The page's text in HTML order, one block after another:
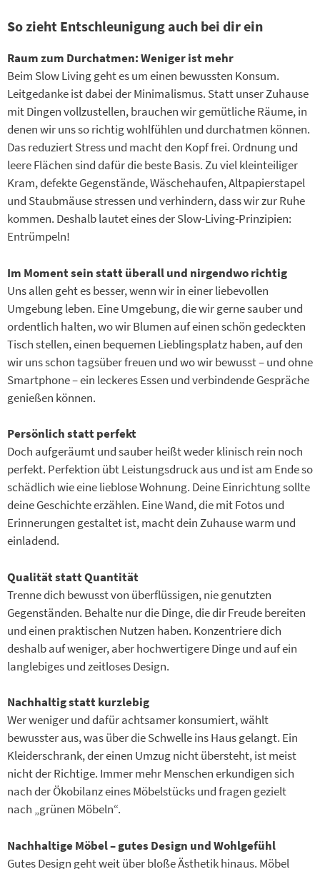
So zieht Entschleunigung auch bei dir ein
Raum zum Durchatmen: Weniger ist mehr
Beim Slow Living geht es um einen bewussten Konsum.
Leitgedanke ist dabei der Minimalismus. Statt unser Zuhause
mit Dingen vollzustellen, brauchen wir gemütliche Räume, in
denen wir uns so richtig wohlfühlen und durchatmen können.
Das reduziert Stress und macht den Kopf frei. Ordnung und
leere Flächen sind dafür die beste Basis. Zu viel kleinteiliger
Kram, defekte Gegenstände, Wäschehaufen, Altpapierstapel
und Staubmäuse stressen und verhindern, dass wir zur Ruhe
kommen. Deshalb lautet eines der Slow-Living-Prinzipien:
Entrümpeln!
Im Moment sein statt überall und nirgendwo richtig
Uns allen geht es besser, wenn wir in einer liebevollen
Umgebung leben. Eine Umgebung, die wir gerne sauber und
ordentlich halten, wo wir Blumen auf einen schön gedeckten
Tisch stellen, einen bequemen Lieblingsplatz haben, auf den
wir uns schon tagsüber freuen und wo wir bewusst – und ohne
Smartphone – ein leckeres Essen und verbindende Gespräche
genießen können.
Persönlich statt perfekt
Doch aufgeräumt und sauber heißt weder klinisch rein noch
perfekt. Perfektion übt Leistungsdruck aus und ist am Ende so
schädlich wie eine lieblose Wohnung. Deine Einrichtung sollte
deine Geschichte erzählen. Eine Wand, die mit Fotos und
Erinnerungen gestaltet ist, macht dein Zuhause warm und
einladend.
Qualität statt Quantität
Trenne dich bewusst von überflüssigen, nie genutzten
Gegenständen. Behalte nur die Dinge, die dir Freude bereiten
und einen praktischen Nutzen haben. Konzentriere dich
deshalb auf weniger, aber hochwertigere Dinge und auf ein
langlebiges und zeitloses Design.
Nachhaltig statt kurzlebig
Wer weniger und dafür achtsamer konsumiert, wählt
bewusster aus, was über die Schwelle ins Haus gelangt. Ein
Kleiderschrank, der einen Umzug nicht übersteht, ist meist
nicht der Richtige. Immer mehr Menschen erkundigen sich
nach der Ökobilanz eines Möbelstücks und fragen gezielt
nach „grünen Möbeln“.
Nachhaltige Möbel – gutes Design und Wohlgefühl
Gutes Design geht weit über bloße Ästhetik hinaus. Möbel